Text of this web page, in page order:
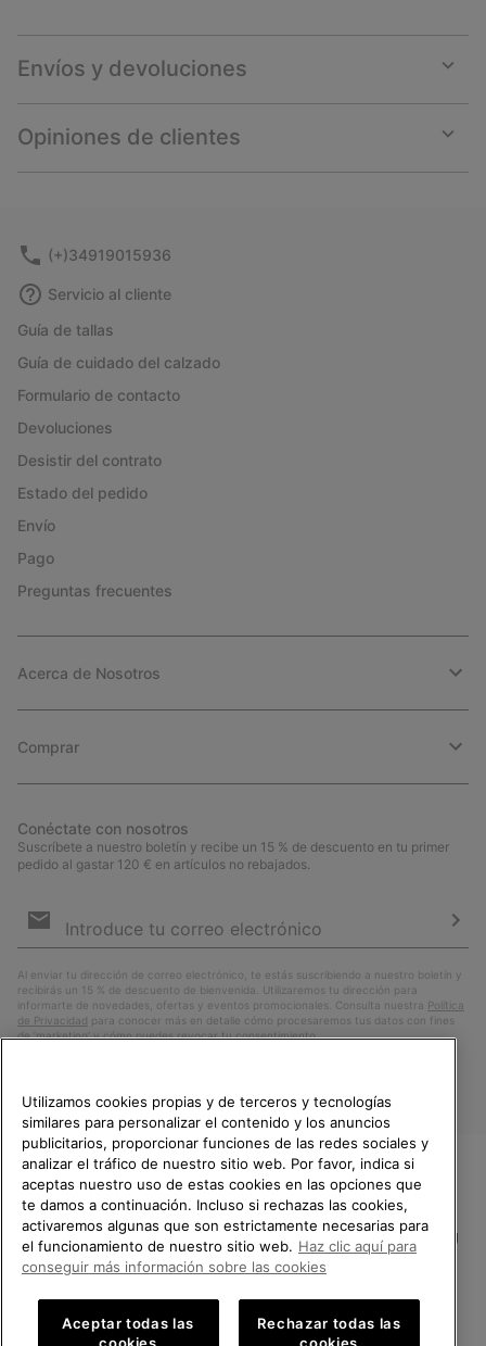
Envíos y devoluciones
or
Opiniones de clientes
or
(+)34919015936
Servicio al cliente
Guía de tallas
Guía de cuidado del calzado
Formulario de contacto
Devoluciones
Desistir del contrato
Estado del pedido
Envío
Pago
Preguntas frecuentes
Acerca de Nosotros
Comprar
Conéctate con nosotros
Suscríbete a nuestro boletín y recibe un 15 % de descuento en tu primer
pedido al gastar 120 € en artículos no rebajados.
de
Al enviar tu dirección de correo electrónico, te estás suscribiendo a nuestro boletín y
recibirás un 15 % de descuento de bienvenida. Utilizaremos tu dirección para
informarte de novedades, ofertas y eventos promocionales. Consulta nuestra Política
de Privacidad para conocer más en detalle cómo procesaremos tus datos con fines
de ’marketing’ y cómo puedes revocar tu consentimiento.
España
Política de Privacidad Condiciones De Uso Terminos de Venta
TE DAMOS LA BIENVENIDA A
SOREL.
POR FAVOR, SELECCIONA TU
PAÍS.
Compras en línea disponibles
Utilizamos cookies propias y de terceros y tecnologías
similares para personalizar el contenido y los anuncios
publicitarios, proporcionar funciones de las redes sociales y
analizar el tráfico de nuestro sitio web. Por favor, indica si
aceptas nuestro uso de estas cookies en las opciones que
te damos a continuación. Incluso si rechazas las cookies,
activaremos algunas que son estrictamente necesarias para
el funcionamiento de nuestro sitio web. Haz clic aquí para
conseguir más información sobre las cookies
Aceptar todas las
Rechazar todas las